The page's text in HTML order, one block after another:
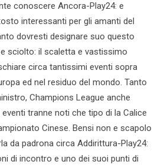
conoscere Ancora-Play24: e
interessanti per gli amanti del
dovresti designare suo questo
sciolto: il scaletta e vastissimo
circa tantissimi eventi sopra
ed nel residuo del mondo. Tanto
Champions League anche
tranne noti che tipo di la Calice
Cinese. Bensi non e scapolo
da padrona circa Addirittura-Play24:
di incontro e uno dei suoi punti di